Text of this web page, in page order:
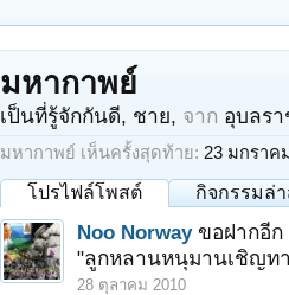
มหากาพย์
เป็นที่รู้จักกันดี, ชาย, จาก อุบลร
มหากาพย์ เห็นครั้งสุดท้าย: 23 มกราค
โปรไฟล์โพสต์ กิจกรรมล่
Noo Norway ขอฝากอี
"ลูกหลานหนุมานเชิญท
28 ตุลาคม 2010